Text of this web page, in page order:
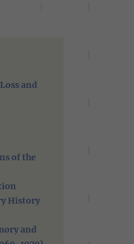
and
of the
History
and